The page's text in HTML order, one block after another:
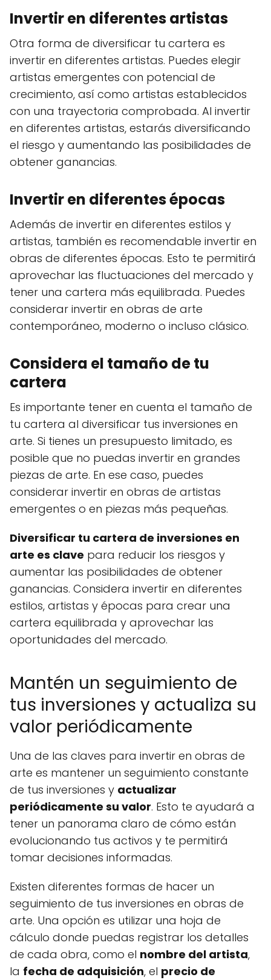
Invertir en diferentes artistas
Otra forma de diversificar tu cartera es
invertir en diferentes artistas. Puedes elegir
artistas emergentes con potencial de
crecimiento, así como artistas establecidos
con una trayectoria comprobada. Al invertir
en diferentes artistas, estarás diversificando
el riesgo y aumentando las posibilidades de
obtener ganancias.
Invertir en diferentes épocas
Además de invertir en diferentes estilos y
artistas, también es recomendable invertir en
obras de diferentes épocas. Esto te permitirá
aprovechar las fluctuaciones del mercado y
tener una cartera más equilibrada. Puedes
considerar invertir en obras de arte
contemporáneo, moderno o incluso clásico.
Considera el tamaño de tu
cartera
Es importante tener en cuenta el tamaño de
tu cartera al diversificar tus inversiones en
arte. Si tienes un presupuesto limitado, es
posible que no puedas invertir en grandes
piezas de arte. En ese caso, puedes
considerar invertir en obras de artistas
emergentes o en piezas más pequeñas.
Diversificar tu cartera de inversiones en
arte es clave para reducir los riesgos y
aumentar las posibilidades de obtener
ganancias. Considera invertir en diferentes
estilos, artistas y épocas para crear una
cartera equilibrada y aprovechar las
oportunidades del mercado.
Mantén un seguimiento de
tus inversiones y actualiza su
valor periódicamente
Una de las claves para invertir en obras de
arte es mantener un seguimiento constante
de tus inversiones y actualizar
periódicamente su valor. Esto te ayudará a
tener un panorama claro de cómo están
evolucionando tus activos y te permitirá
tomar decisiones informadas.
Existen diferentes formas de hacer un
seguimiento de tus inversiones en obras de
arte. Una opción es utilizar una hoja de
cálculo donde puedas registrar los detalles
de cada obra, como el nombre del artista,
la fecha de adquisición, el precio de